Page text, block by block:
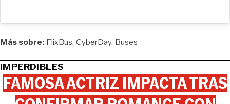
Más sobre: FlixBus CyberDay Buses
IMPERDIBLES
FAMOSA ACTRIZ IMPACTA TRAS